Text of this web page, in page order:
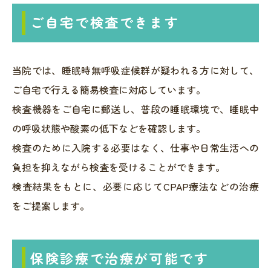
ご自宅で検査できます
当院では、睡眠時無呼吸症候群が疑われる方に対して、
ご自宅で行える簡易検査に対応しています。
検査機器をご自宅に郵送し、普段の睡眠環境で、睡眠中
の呼吸状態や酸素の低下などを確認します。
検査のために入院する必要はなく、仕事や日常生活への
負担を抑えながら検査を受けることができます。
検査結果をもとに、必要に応じてCPAP療法などの治療
をご提案します。
保険診療で治療が可能です